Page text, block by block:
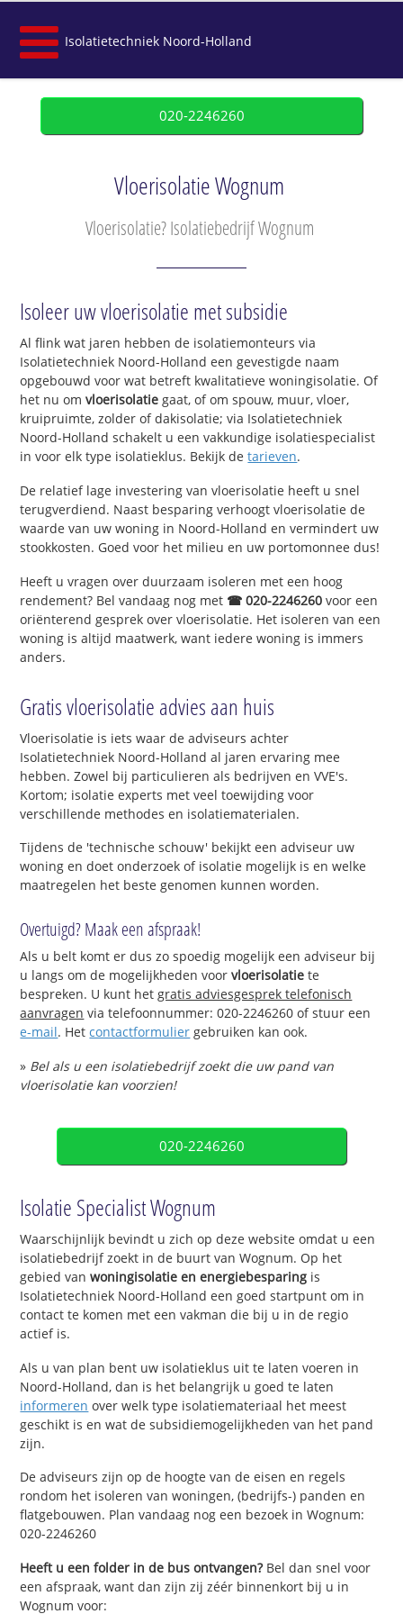
Isolatietechniek Noord-Holland
020-2246260
Vloerisolatie Wognum
Vloerisolatie? Isolatiebedrijf Wognum
Isoleer uw vloerisolatie met subsidie
Al flink wat jaren hebben de isolatiemonteurs via
Isolatietechniek Noord-Holland een gevestigde naam
opgebouwd voor wat betreft kwalitatieve woningisolatie. Of
het nu omvloerisolatie gaat, of om spouw, muur, vloer,
kruipruimte, zolder of dakisolatie; via Isolatietechniek
Noord-Holland schakelt u een vakkundige isolatiespecialist
in voor elk type isolatieklus. Bekijk detarieven.
De relatief lage investering van vloerisolatie heeft u snel
terugverdiend. Naast besparing verhoogt vloerisolatie de
waarde van uw woning in Noord-Holland en vermindert uw
stookkosten. Goed voor het milieu en uw portomonnee dus!
Heeft u vragen over duurzaam isoleren met een hoog
rendement? Bel vandaag nog met ☎ 020-2246260 voor een
oriënterend gesprek over vloerisolatie. Het isoleren van een
woning is altijd maatwerk, want iedere woning is immers
anders.
Gratis vloerisolatie advies aan huis
Vloerisolatie is iets waar de adviseurs achter
Isolatietechniek Noord-Holland al jaren ervaring mee
hebben. Zowel bij particulieren als bedrijven en VVE's.
Kortom; isolatie experts met veel toewijding voor
verschillende methodes en isolatiematerialen.
Tijdens de 'technische schouw' bekijkt een adviseur uw
woning en doet onderzoek of isolatie mogelijk is en welke
maatregelen het beste genomen kunnen worden.
Overtuigd? Maak een afspraak!
Als u belt komt er dus zo spoedig mogelijk een adviseur bij
u langs om de mogelijkheden voorvloerisolatie te
bespreken. U kunt hetgratis adviesgesprek telefonisch
aanvragen via telefoonnummer: 020-2246260 of stuur een
e-mail. Hetcontactformulier gebruiken kan ook.
» Bel als u een isolatiebedrijf zoekt die uw pand van
vloerisolatie kan voorzien!
020-2246260
Isolatie Specialist Wognum
Waarschijnlijk bevindt u zich op deze website omdat u een
isolatiebedrijf zoekt in de buurt van Wognum. Op het
gebied vanwoningisolatie en energiebesparing is
Isolatietechniek Noord-Holland een goed startpunt om in
contact te komen met een vakman die bij u in de regio
actief is.
Als u van plan bent uw isolatieklus uit te laten voeren in
Noord-Holland, dan is het belangrijk u goed te laten
informeren over welk type isolatiemateriaal het meest
geschikt is en wat de subsidiemogelijkheden van het pand
zijn.
De adviseurs zijn op de hoogte van de eisen en regels
rondom het isoleren van woningen, (bedrijfs-) panden en
flatgebouwen. Plan vandaag nog een bezoek in Wognum:
020-2246260
Heeft u een folder in de bus ontvangen?Bel dan snel voor
een afspraak, want dan zijn zij zéér binnenkort bij u in
Wognum voor: